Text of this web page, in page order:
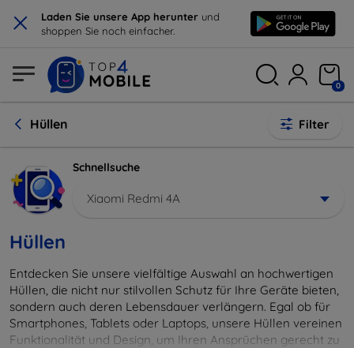
× Laden Sie unsere App herunter und
shoppen Sie noch einfacher.
0
Hüllen Filter
Schnellsuche
Xiaomi Redmi 4A
Hüllen
Entdecken Sie unsere vielfältige Auswahl an hochwertigen
Hüllen, die nicht nur stilvollen Schutz für Ihre Geräte bieten,
sondern auch deren Lebensdauer verlängern. Egal ob für
Smartphones, Tablets oder Laptops, unsere Hüllen vereinen
Funktionalität und Design, um Ihren Ansprüchen gerecht zu